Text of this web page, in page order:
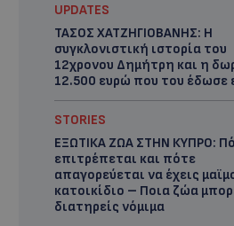
UPDATES
ΤΑΣΟΣ ΧΑΤΖΗΓΙΟΒΑΝΗΣ: Η
συγκλονιστική ιστορία του
12χρονου Δημήτρη και η
12.500 ευρώ που του έδωσε
STORIES
ΕΞΩΤΙΚΑ ΖΩΑ ΣΤΗΝ ΚΥΠΡΟ:
επιτρέπεται και πότε
απαγορεύεται να έχεις
κατοικίδιο – Ποια ζώα
διατηρείς νόμιμα